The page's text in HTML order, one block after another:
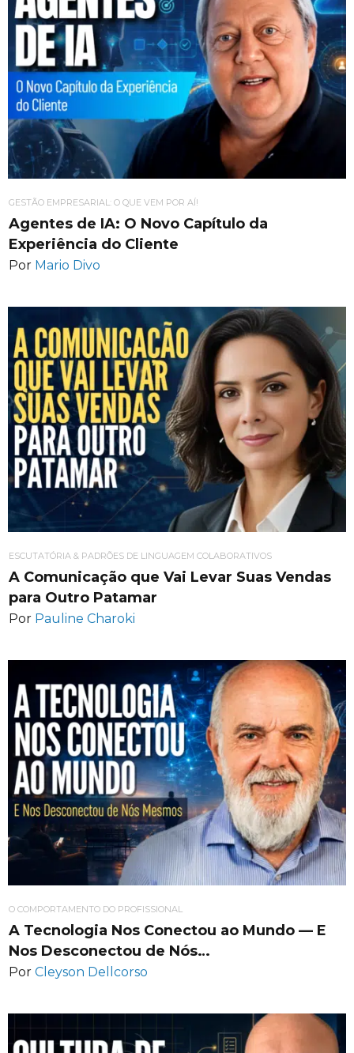
GESTÃO EMPRESARIAL: O QUE VEM POR AÍ!
Agentes de IA: O Novo Capítulo da
Experiência do Cliente
Por Mario Divo
ESCUTATÓRIA & PADRÕES DE LINGUAGEM COLABORATIVOS
A Comunicação que Vai Levar Suas Vendas
para Outro Patamar
Por Pauline Charoki
O COMPORTAMENTO DO PROFISSIONAL
A Tecnologia Nos Conectou ao Mundo — E
Nos Desconectou de Nós…
Por Cleyson Dellcorso